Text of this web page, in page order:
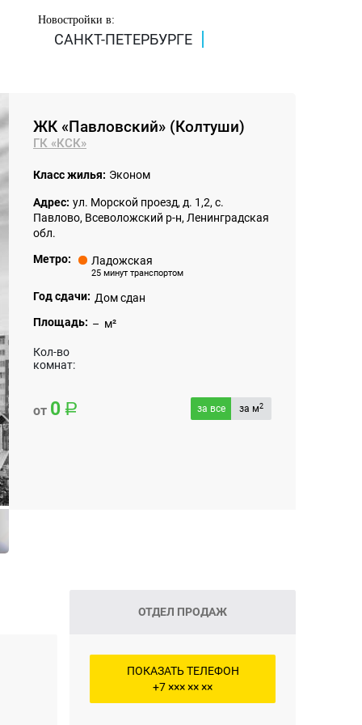
Новостройки в:
САНКТ-ПЕТЕРБУРГЕ
ЖК «Павловский» (Колтуши)
ГК «КСК»
Класс жилья: Эконом
Адрес: ул. Морской проезд, д. 1,2, с.
Павлово, Всеволожский р-н, Ленинградская
обл.
Метро:
Ладожская
25 минут транспортом
Год сдачи: Дом сдан
Площадь: – м²
Кол-во
комнат:
от 0 за все за м2
ОТДЕЛ ПРОДАЖ
ПОКАЗАТЬ ТЕЛЕФОН
+7 ××× ×× ××